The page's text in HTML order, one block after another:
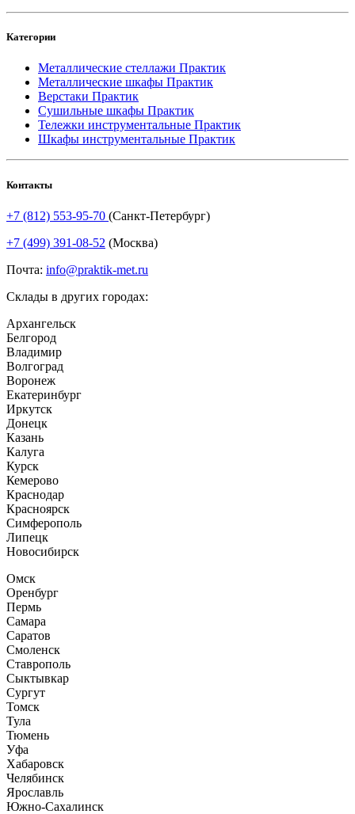
Категории
Металлические стеллажи Практик
Металлические шкафы Практик
Верстаки Практик
Сушильные шкафы Практик
Тележки инструментальные Практик
Шкафы инструментальные Практик
Контакты
+7 (812) 553-95-70 (Санкт-Петербург)
+7 (499) 391-08-52 (Москва)
Почта: info@praktik-met.ru
Склады в других городах:
Архангельск
Белгород
Владимир
Волгоград
Воронеж
Екатеринбург
Иркутск
Донецк
Казань
Калуга
Курск
Кемерово
Краснодар
Красноярск
Симферополь
Липецк
Новосибирск
Омск
Оренбург
Пермь
Самара
Саратов
Смоленск
Ставрополь
Сыктывкар
Сургут
Томск
Тула
Тюмень
Уфа
Хабаровск
Челябинск
Ярославль
Южно-Сахалинск